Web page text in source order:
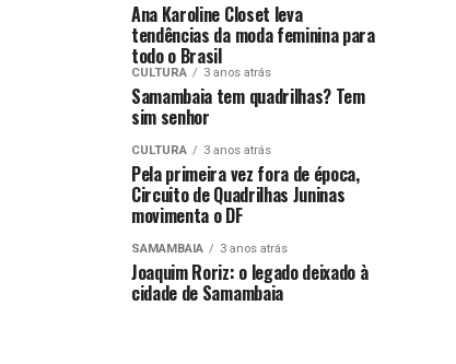
Ana Karoline Closet leva
tendências da moda feminina para
todo o Brasil
CULTURA 3 anos atrás
Samambaia tem quadrilhas? Tem
sim senhor
CULTURA 3 anos atrás
Pela primeira vez fora de época,
Circuito de Quadrilhas Juninas
movimenta o DF
SAMAMBAIA 3 anos atrás
Joaquim Roriz: o legado deixado à
cidade de Samambaia